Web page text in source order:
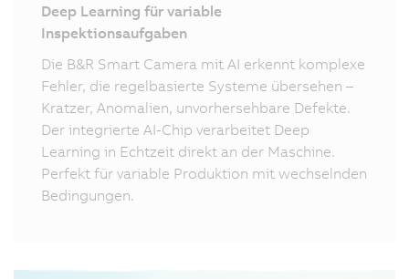
Deep Learning für variable
Inspektionsaufgaben
Die B&R Smart Camera mit AI erkennt komplexe
Fehler, die regelbasierte Systeme übersehen –
Kratzer, Anomalien, unvorhersehbare Defekte.
Der integrierte AI-Chip verarbeitet Deep
Learning in Echtzeit direkt an der Maschine.
Perfekt für variable Produktion mit wechselnden
Bedingungen.